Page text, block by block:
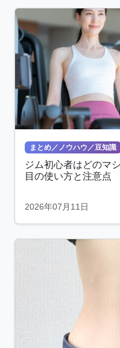
まとめ／ノウハウ／豆知識
ジム初心者はどのマ
目の使い方と注意点
2026年07月11日